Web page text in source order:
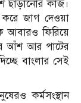
ছাড়ানোর কাজ।
করে জাগ দেওয়া
আবারও ফিরিয়ে
আঁশ আর পাটের
বাংলার সেই
কর্মসংস্থান